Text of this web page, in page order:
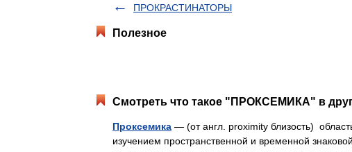
ПРОКРАСТИНАТОРЫ
Полезное
Смотреть что такое "ПРОКСЕМИКА" в
Проксемика — (от англ. proximity близость)
изучением пространственной и временной